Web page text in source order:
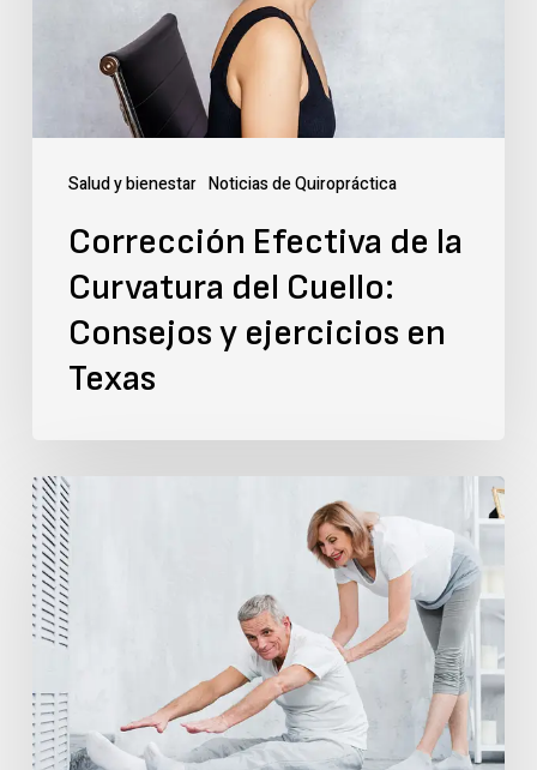
Salud y bienestar Noticias de Quiropráctica
Consejos
Texas
Corrección Efectiva de la
Curvatura del Cuello:
Consejos y ejercicios en
Texas
Top
5
SI
Joint
Pain
Ejercicios
y